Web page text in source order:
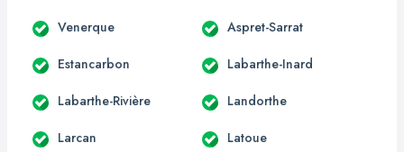
Venerque Aspret-Sarrat
Estancarbon Labarthe-Inard
Labarthe-Rivière Landorthe
Larcan Latoue